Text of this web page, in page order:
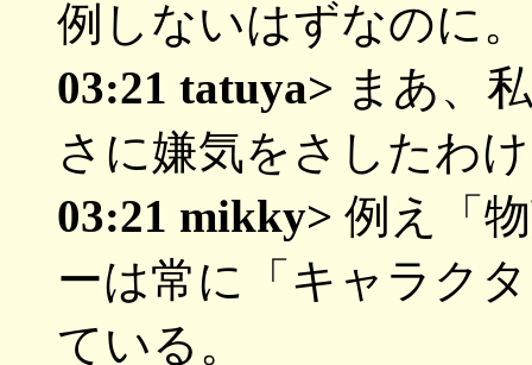
例しないはずなのに。
03:21 tatuya> まあ、
さに嫌気をさしたわ
03:21 mikky> 例え「
ーは常に「キャラク
ている。